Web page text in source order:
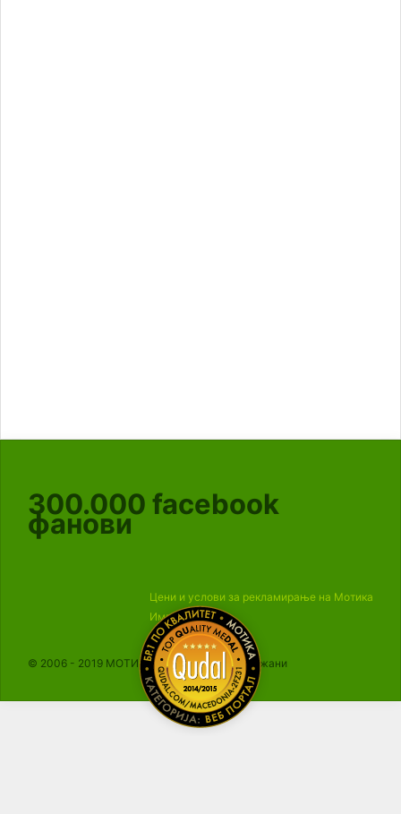
300.000 facebook
фанови
Цени и услови за рекламирање на Мотика
Импресум
© 2006 - 2019 МОТИКА, Сите права се задржани